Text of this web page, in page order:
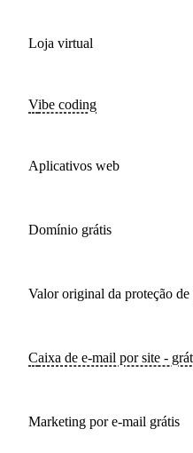
Loja virtual
Vibe coding
Aplicativos web
Domínio grátis
Valor original da proteção
Caixa de e-mail por site -
Marketing por e-mail grátis